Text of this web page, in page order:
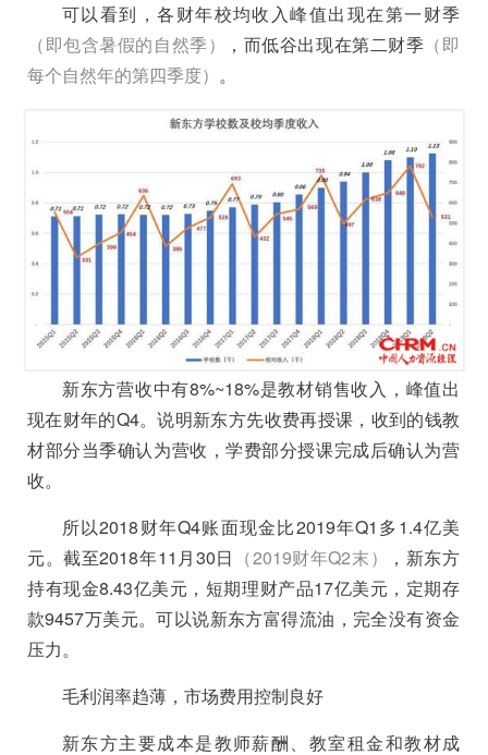
可以看到，各财年校均收入峰值出现在第一财季
（即包含暑假的自然季）
，而低谷出现在第二财季 （即
每个自然年的第四季度） 。
新东方营收中有8%~18%是教材销售收入，峰值出
现在财年的Q4。说明新东方先收费再授课，收到的钱教
材部分当季确认为营收，学费部分授课完成后确认为营
收。
所以2018财年Q4账面现金比2019年Q1多1.4亿美
元。截至2018年11月30日 （2019财年Q2末）
，新东方
持有现金8.43亿美元，短期理财产品17亿美元，定期存
款9457万美元。可以说新东方富得流油，完全没有资金
压力。
毛利润率趋薄，市场费用控制良好
新东方主要成本是教师薪酬、教室租金和教材成